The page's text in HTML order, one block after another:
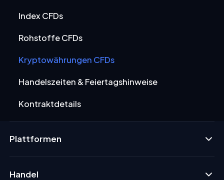
Index CFDs
Rohstoffe CFDs
Kryptowährungen CFDs
Handelszeiten & Feiertagshinweise
Kontraktdetails
Plattformen
Handel